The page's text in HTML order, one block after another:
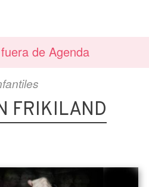
de Agenda
FRIKILAND